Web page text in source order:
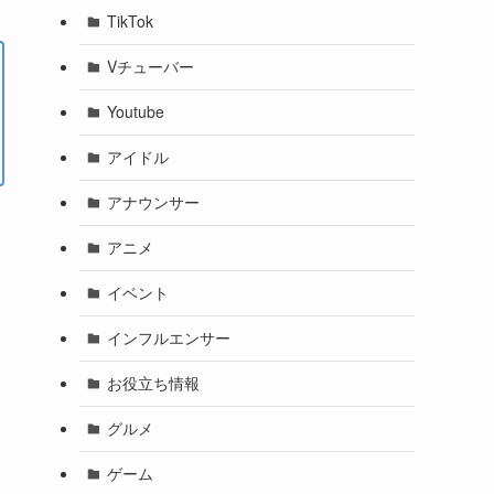
TikTok
Vチューバー
Youtube
アイドル
アナウンサー
アニメ
イベント
インフルエンサー
お役立ち情報
グルメ
ゲーム